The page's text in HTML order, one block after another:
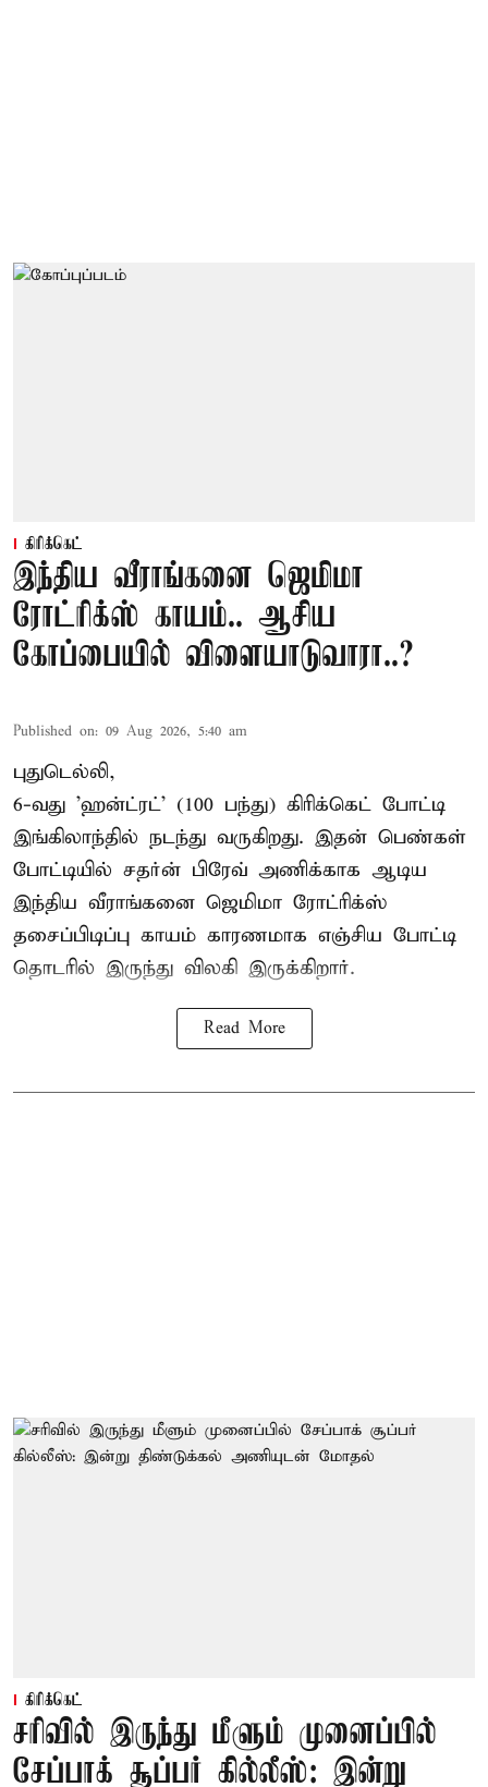
கிரிக்கெட்
இந்திய வீராங்கனை ஜெமிமா
ரோட்ரிக்ஸ் காயம்.. ஆசிய
கோப்பையில் விளையாடுவாரா..?
Published on: 09 Aug 2026, 5:40 am
புதுடெல்லி,
6-வது 'ஹன்ட்ரட்' (100 பந்து) கிரிக்கெட் போட்டி
இங்கிலாந்தில் நடந்து வருகிறது. இதன் பெண்கள்
போட்டியில் சதர்ன் பிரேவ் அணிக்காக ஆடிய
இந்திய வீராங்கனை ஜெமிமா ரோட்ரிக்ஸ்
தசைப்பிடிப்பு காயம் காரணமாக எஞ்சிய போட்டி
தொடரில் இருந்து விலகி இருக்கிறார்.
Read More
கிரிக்கெட்
சரிவில் இருந்து மீளும் முனைப்பில்
சேப்பாக் சூப்பர் கில்லீஸ்: இன்று